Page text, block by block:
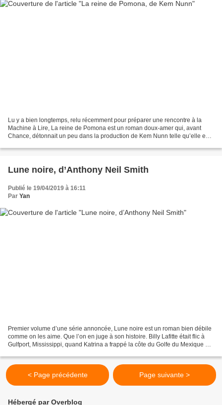
Lu y a bien longtemps, relu récemment pour préparer une rencontre à la
Machine à Lire, La reine de Pomona est un roman doux-amer qui, avant
Chance, détonnait un peu dans la production de Kem Nunn telle qu’elle est
Lune noire, d’Anthony Neil Smith
Publié le 19/04/2019 à 16:11
Par Yan
Premier volume d’une série annoncée, Lune noire est un roman bien débile
comme on les aime. Que l’on en juge à son histoire. Billy Lafitte était flic à
Gulfport, Mississippi, quand Katrina a frappé la côte du Golfe du Mexique et
< Page précédente Page suivante >
Hébergé par Overblog